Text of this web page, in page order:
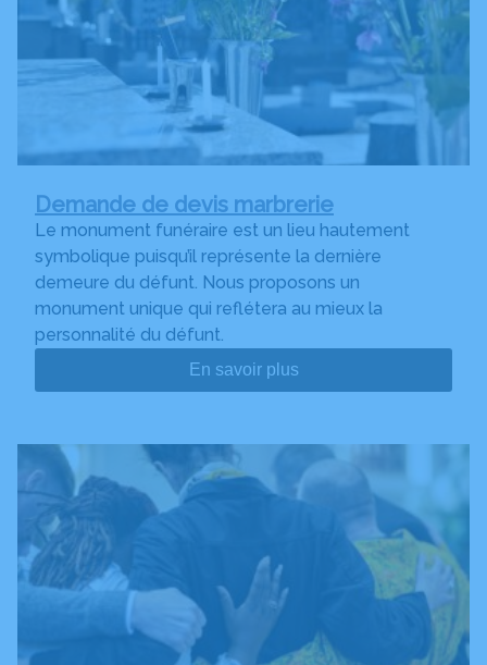
Demande de devis marbrerie
Le monument funéraire est un lieu hautement
symbolique puisqu’il représente la dernière
demeure du défunt. Nous proposons un
monument unique qui reflétera au mieux la
personnalité du défunt.
En savoir plus